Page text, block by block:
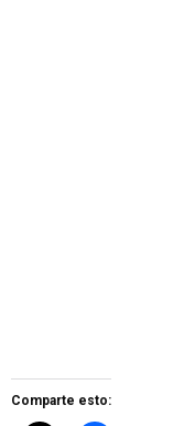
Comparte esto: